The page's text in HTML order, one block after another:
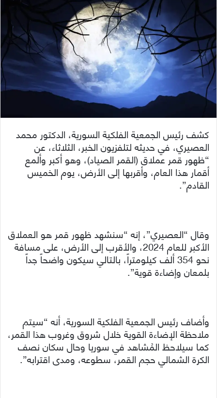
كشف رئيس الجمعية الفلكية السورية، الدكتور محمد
العصيري، في حديثه لتلفزيون الخبر، الثلاثاء، عن
“ظهور قمر عملاق (القمر الصياد)، وهو أكبر وألمع
أقمار هذا العام، وأقربها إلى الأرض، يوم الخميس
القادم”.
وقال “العصيري”، إنه “سنشهد ظهور قمر هو العملاق
الأكبر للعام 2024، والأقرب إلى الأرض، على مسافة
نحو 354 ألف كيلومتراً، بالتالي سيكون واضحاً جداً
بلمعان وإضاءة قوية”.
وأضاف رئيس الجمعية الفلكية السورية، أنه “سيتم
ملاحظة الإضاءة القوية خلال شروق وغروب هذا القمر،
كما سيلاحظ المُشاهد في سوريا وحال سكان نصف
الكرة الشمالي حجم القمر، سطوعه، ومدى اقترابه”.